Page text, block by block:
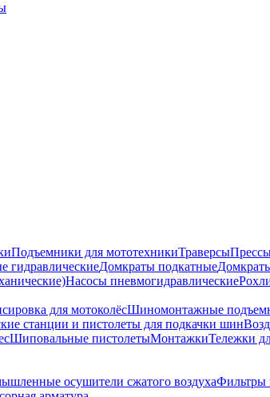
Подъемники для мототехникиТраверсы
гидравлическиеДомкраты подкатные
Насосы пневмогидравлические
для мотоколёсШиномонтажные
станции и пистолеты для подкачки шин
Шиповальные пистолетыМонтажкиТележки
осушители сжатого воздухаФильтры